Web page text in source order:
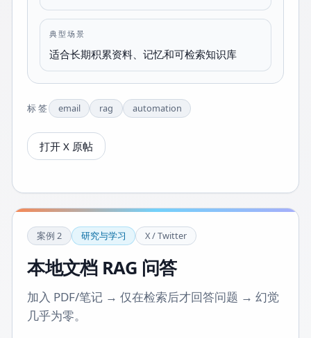
典型场景
适合长期积累资料、记忆和可检索知识库
标签 email rag automation
打开 X 原帖
案例 2 研究与学习 X / Twitter
本地文档 RAG 问答
加入 PDF/笔记 → 仅在检索后才回答问题 → 幻觉
几乎为零。